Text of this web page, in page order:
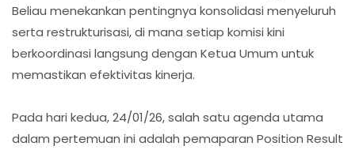
Beliau menekankan pentingnya konsolidasi menyeluruh
serta restrukturisasi, di mana setiap komisi kini
berkoordinasi langsung dengan Ketua Umum untuk
memastikan efektivitas kinerja.
Pada hari kedua, 24/01/26, salah satu agenda utama
dalam pertemuan ini adalah pemaparan Position Result